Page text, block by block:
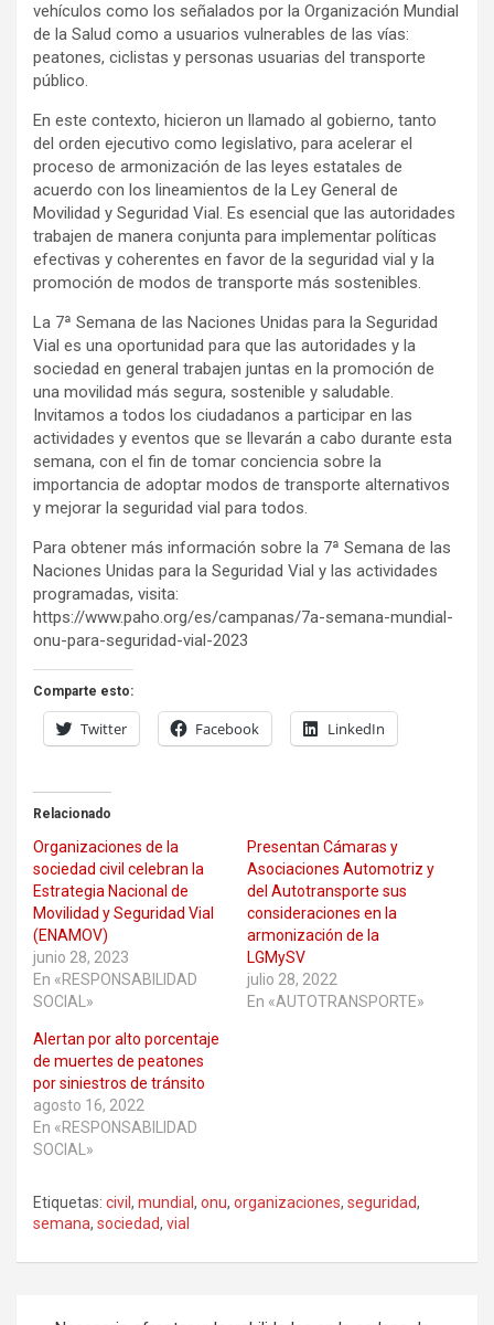
vehículos como los señalados por la Organización Mundial
de la Salud como a usuarios vulnerables de las vías:
peatones, ciclistas y personas usuarias del transporte
público.
En este contexto, hicieron un llamado al gobierno, tanto
del orden ejecutivo como legislativo, para acelerar el
proceso de armonización de las leyes estatales de
acuerdo con los lineamientos de la Ley General de
Movilidad y Seguridad Vial. Es esencial que las autoridades
trabajen de manera conjunta para implementar políticas
efectivas y coherentes en favor de la seguridad vial y la
promoción de modos de transporte más sostenibles.
La 7ª Semana de las Naciones Unidas para la Seguridad
Vial es una oportunidad para que las autoridades y la
sociedad en general trabajen juntas en la promoción de
una movilidad más segura, sostenible y saludable.
Invitamos a todos los ciudadanos a participar en las
actividades y eventos que se llevarán a cabo durante esta
semana, con el fin de tomar conciencia sobre la
importancia de adoptar modos de transporte alternativos
y mejorar la seguridad vial para todos.
Para obtener más información sobre la 7ª Semana de las
Naciones Unidas para la Seguridad Vial y las actividades
programadas, visita:
https://www.paho.org/es/campanas/7a-semana-mundial-
onu-para-seguridad-vial-2023
Comparte esto:
Twitter Facebook LinkedIn
Relacionado
Organizaciones de la
sociedad civil celebran la
Estrategia Nacional de
Movilidad y Seguridad Vial
(ENAMOV)
junio 28, 2023
En «RESPONSABILIDAD
SOCIAL»
Presentan Cámaras y
Asociaciones Automotriz y
del Autotransporte sus
consideraciones en la
armonización de la
LGMySV
julio 28, 2022
En «AUTOTRANSPORTE»
Alertan por alto porcentaje
de muertes de peatones
por siniestros de tránsito
agosto 16, 2022
En «RESPONSABILIDAD
SOCIAL»
Etiquetas: civil , mundial , onu, organizaciones, seguridad,
semana, sociedad, vial